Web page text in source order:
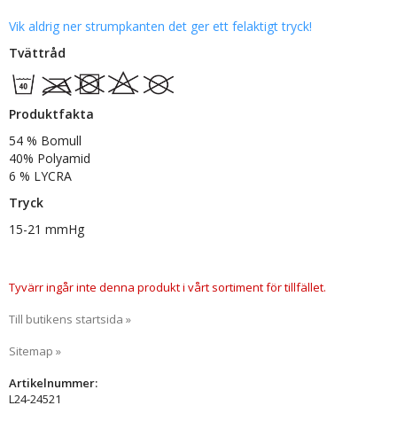
Vik aldrig ner strumpkanten det ger ett felaktigt tryck!
Tvättråd
Produktfakta
54 % Bomull
40% Polyamid
6 % LYCRA
Tryck
15-21 mmHg
Tyvärr ingår inte denna produkt i vårt sortiment för tillfället.
Till butikens startsida »
Sitemap »
Artikelnummer:
L24-24521